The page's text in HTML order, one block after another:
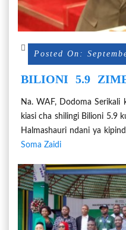
Posted On:
BILIONI 5.9
NCHINI
Na. WAF, Dodoma
kiasi cha shilingi Bilioni 5.9
Halmashauri ndani ya
Soma Zaidi